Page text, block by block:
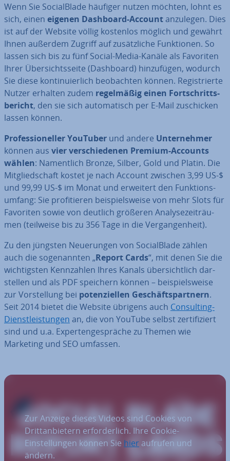
Wenn Sie So­cial­Bla­de häufiger nutzen möchten, lohnt es
sich, einen eigenen Dashboard-Accountanzulegen. Dies
ist auf der Website völlig kostenlos möglich und gewährt
Ihnen außerdem Zugriff auf zu­sätz­li­che Funk­tio­nen. So
lassen sich bis zu fünf Social-Media-Kanäle als Favoriten
Ihrer Über­sichts­sei­te (Dashboard) hin­zu­fü­gen, wodurch
Sie diese kon­ti­nu­ier­lich be­ob­ach­ten können. Re­gis­trier­te
Nutzer erhalten zudem re­gel­mä­ßig einen Fort­schritts­
be­richt, den sie sich au­to­ma­tisch per E-Mail zu­schi­cken
lassen können.
Pro­fes­sio­nel­ler YouTuber und andere Un­ter­neh­mer
können aus vier ver­schie­de­nen Premium-Accounts
wählen: Na­ment­lich Bronze, Silber, Gold und Platin. Die
Mit­glied­schaft kostet je nach Account zwischen 3,99 US-$
und 99,99 US-$ im Monat und erweitert den Funk­ti­ons­
um­fang: Sie pro­fi­tie­ren bei­spiels­wei­se von mehr Slots für
Favoriten sowie von deutlich größeren Ana­ly­se­zeit­räu­
men (teilweise bis zu 356 Tage in die Ver­gan­gen­heit).
Zu den jüngsten Neue­run­gen von So­cial­Bla­de zählen
auch die so­ge­nann­ten „Report Cards“, mit denen Sie die
wich­tigs­ten Kenn­zah­len Ihres Kanals über­sicht­lich dar­
stel­len und als PDF speichern können – bei­spiels­wei­se
zur Vor­stel­lung bei po­ten­zi­el­len Ge­schäfts­part­nern.
Seit 2014 bietet die Website übrigens auch Con­sul­ting-
Dienst­leis­tun­gen an, die von YouTube selbst zer­ti­fi­ziert
sind und u.a. Ex­per­ten­ge­sprä­che zu Themen wie
Marketing und SEO umfassen.
Zur Anzeige dieses Videos sind Cookies von
Drittanbietern erforderlich. Ihre Cookie-
Einstellungen können Sie hier aufrufen und
ändern.